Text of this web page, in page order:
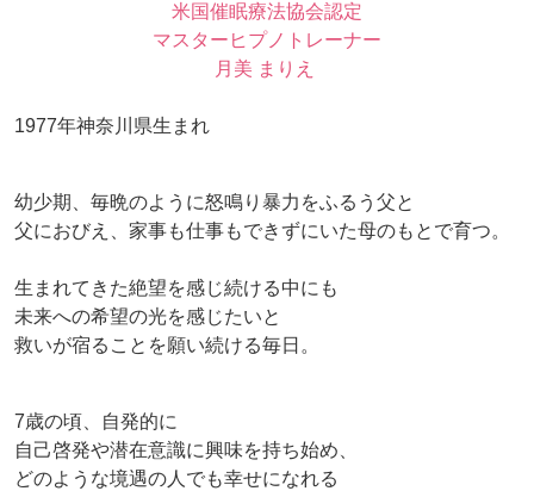
米国催眠療法協会認定
マスターヒプノトレーナー
月美 まりえ
1977年神奈川県生まれ
幼少期、毎晩のように怒鳴り暴力をふるう父と
父におびえ、家事も仕事もできずにいた母のもとで育つ。
生まれてきた絶望を感じ続ける中にも
未来への希望の光を感じたいと
救いが宿ることを願い続ける毎日。
7歳の頃、自発的に
自己啓発や潜在意識に興味を持ち始め、
どのような境遇の人でも幸せになれる